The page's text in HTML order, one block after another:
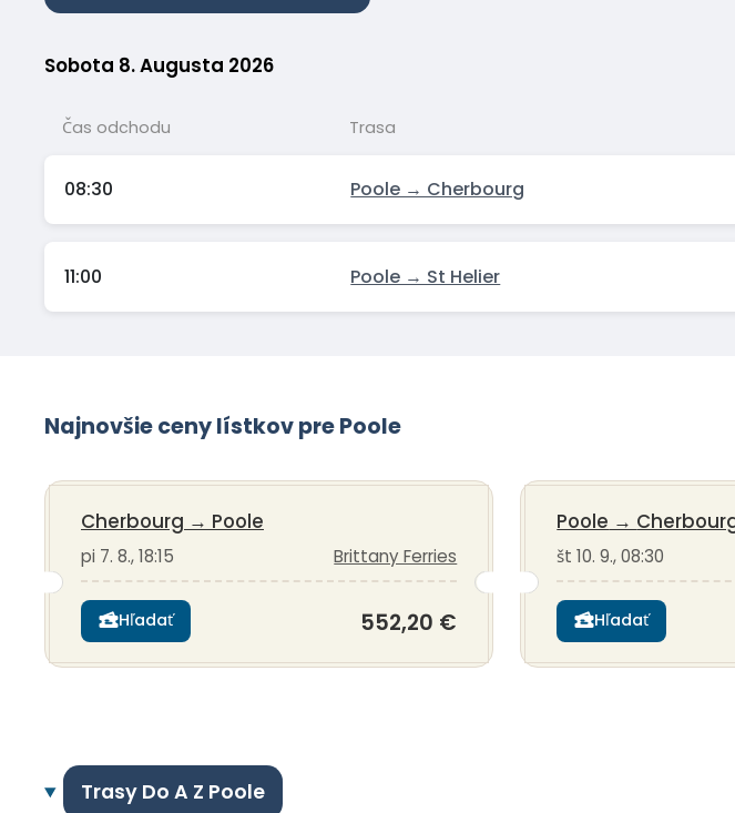
Sobota 8. Augusta 2026
Čas odchodu Trasa
08:30 Poole → Cherbourg
11:00 Poole → St Helier
Najnovšie ceny lístkov pre Poole
Cherbourg → Poole
pi 7. 8., 18:15 Brittany Ferries
Hľadať 552,20 €
Poole →
št 10. 9., 08:30
Hľadať
Trasy Do A Z Poole